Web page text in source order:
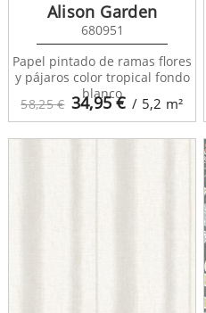
58,25 € 34,95€ / 5,2 m²
Alison Garden
680951
Papel pintado de ramas flores
y pájaros color tropical fondo
blanco